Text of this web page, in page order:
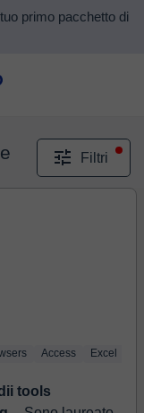
primo pacchetto di
Filtri
Access Excel
tools